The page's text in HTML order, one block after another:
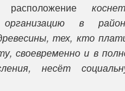
в
тех, кто
своевременно и в
несёт